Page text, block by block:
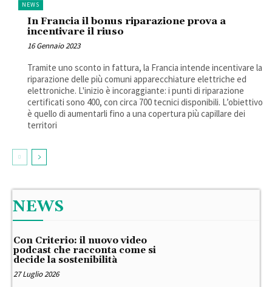
NEWS
In Francia il bonus riparazione prova a
incentivare il riuso
16 Gennaio 2023
Tramite uno sconto in fattura, la Francia intende incentivare la
riparazione delle più comuni apparecchiature elettriche ed
elettroniche. L'inizio è incoraggiante: i punti di riparazione
certificati sono 400, con circa 700 tecnici disponibili. L’obiettivo
è quello di aumentarli fino a una copertura più capillare dei
territori
NEWS
Con Criterio: il nuovo video
podcast che racconta come si
decide la sostenibilità
27 Luglio 2026